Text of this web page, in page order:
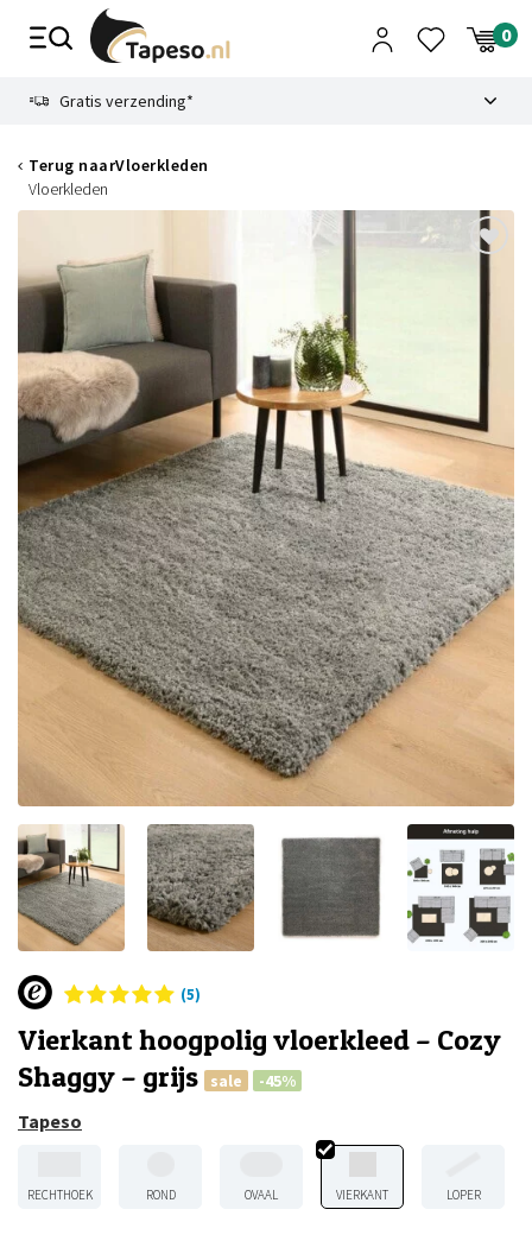
Gratis verzending*
Terug naarVloerkleden
Vloerkleden
(5)
Vierkant hoogpolig vloerkleed – Cozy
Shaggy – grijs
sale -45%
Tapeso
RECHTHOEK ROND OVAAL VIERKANT LOPER